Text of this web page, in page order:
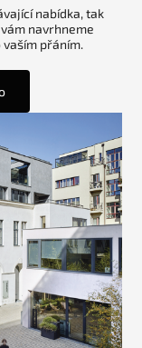
nabídka, tak
navrhneme
přáním.